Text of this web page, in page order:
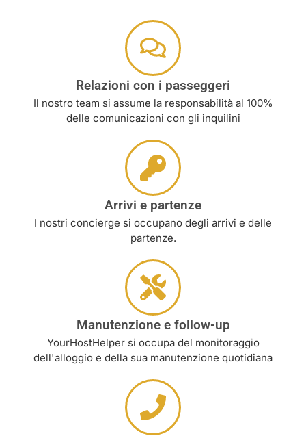
Relazioni con i passeggeri
Il nostro team si assume la responsabilità al 100%
delle comunicazioni con gli inquilini
Arrivi e partenze
I nostri concierge si occupano degli arrivi e delle
partenze.
Manutenzione e follow-up
YourHostHelper si occupa del monitoraggio
dell'alloggio e della sua manutenzione quotidiana